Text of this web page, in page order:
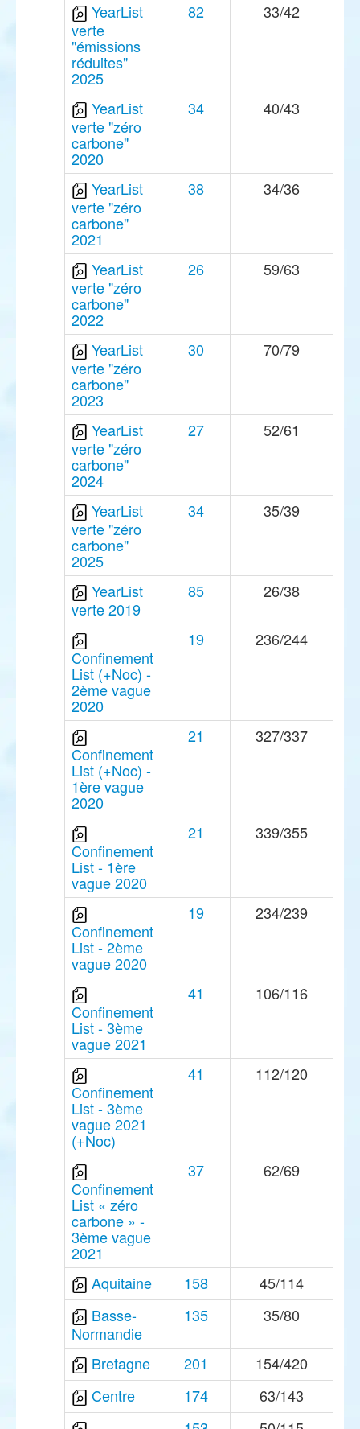
YearList
verte
"émissions
réduites"
2025
82 33/42
YearList
verte "zéro
carbone"
2020
34 40/43
YearList
verte "zéro
carbone"
2021
38 34/36
YearList
verte "zéro
carbone"
2022
26 59/63
YearList
verte "zéro
carbone"
2023
30 70/79
YearList
verte "zéro
carbone"
2024
27 52/61
YearList
verte "zéro
carbone"
2025
34 35/39
YearList
verte 2019
85 26/38
Confinement
List (+Noc) -
2ème vague
2020
19 236/244
Confinement
List (+Noc) -
1ère vague
2020
21 327/337
Confinement
List - 1ère
vague 2020
21 339/355
Confinement
List - 2ème
vague 2020
19 234/239
Confinement
List - 3ème
vague 2021
41 106/116
Confinement
List - 3ème
vague 2021
(+Noc)
41 112/120
Confinement
List « zéro
carbone » -
3ème vague
2021
37 62/69
Aquitaine 158
45/114
Basse-
Normandie
135 35/80
Bretagne 201
154/420
Centre
174
63/143